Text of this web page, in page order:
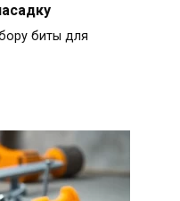
биты для